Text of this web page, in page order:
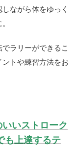
ながら体をゆっく
ラリーができるこ
トや練習方法をお
いいストローク
も上達するテ